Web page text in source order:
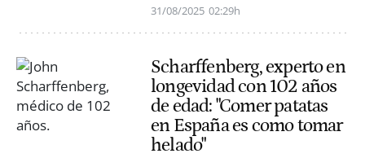
31/08/2025 02:29h
Scharffenberg, experto en
longevidad con 102 años
de edad: "Comer patatas
en España es como tomar
helado"